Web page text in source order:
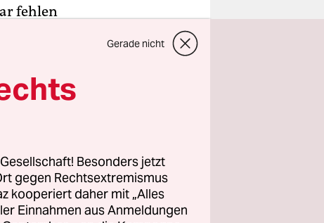
fehlen
die
Gerade nicht
Besonders jetzt
gegen Rechtsextremismus
kooperiert daher mit „Alles
Einnahmen aus Anmeldungen